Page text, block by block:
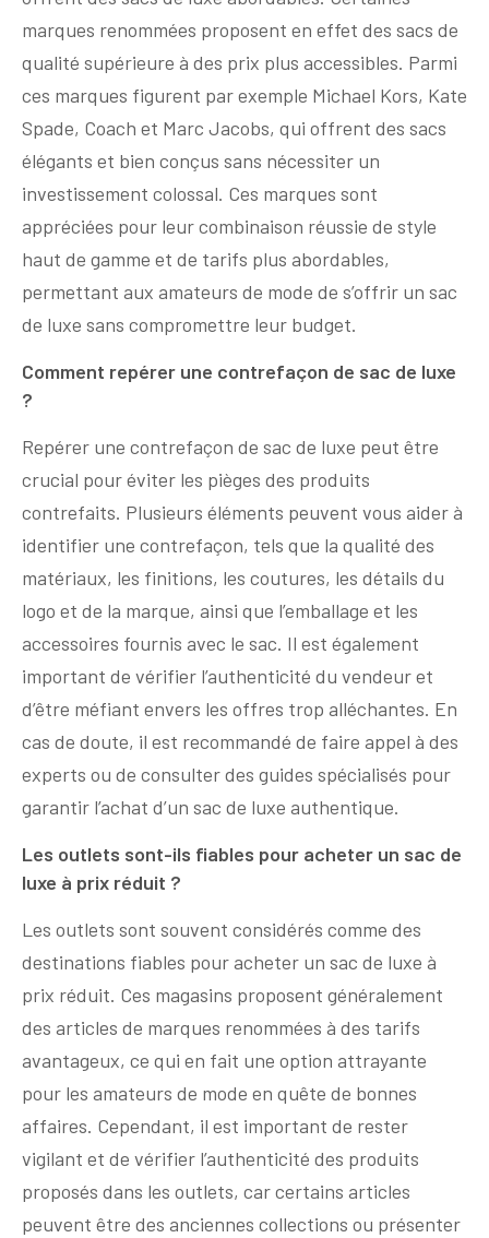
marques renommées proposent en effet des sacs de
qualité supérieure à des prix plus accessibles. Parmi
ces marques figurent par exemple Michael Kors, Kate
Spade, Coach et Marc Jacobs, qui offrent des sacs
élégants et bien conçus sans nécessiter un
investissement colossal. Ces marques sont
appréciées pour leur combinaison réussie de style
haut de gamme et de tarifs plus abordables,
permettant aux amateurs de mode de s’offrir un sac
de luxe sans compromettre leur budget.
Comment repérer une contrefaçon de sac de luxe
?
Repérer une contrefaçon de sac de luxe peut être
crucial pour éviter les pièges des produits
contrefaits. Plusieurs éléments peuvent vous aider à
identifier une contrefaçon, tels que la qualité des
matériaux, les finitions, les coutures, les détails du
logo et de la marque, ainsi que l’emballage et les
accessoires fournis avec le sac. Il est également
important de vérifier l’authenticité du vendeur et
d’être méfiant envers les offres trop alléchantes. En
cas de doute, il est recommandé de faire appel à des
experts ou de consulter des guides spécialisés pour
garantir l’achat d’un sac de luxe authentique.
Les outlets sont-ils fiables pour acheter un sac de
luxe à prix réduit ?
Les outlets sont souvent considérés comme des
destinations fiables pour acheter un sac de luxe à
prix réduit. Ces magasins proposent généralement
des articles de marques renommées à des tarifs
avantageux, ce qui en fait une option attrayante
pour les amateurs de mode en quête de bonnes
affaires. Cependant, il est important de rester
vigilant et de vérifier l’authenticité des produits
proposés dans les outlets, car certains articles
peuvent être des anciennes collections ou présenter